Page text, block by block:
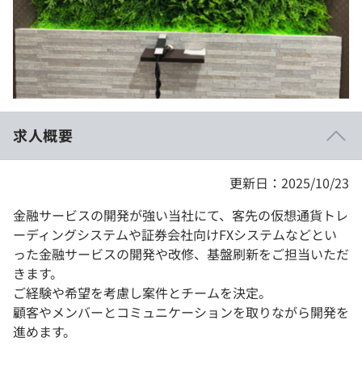
個人向けプラン
法人向けプラン
学校向けプラン
契約内容・クーポン
求人概要
更新日：2025/10/23
金融サービスの開発が強い当社にて、客先の仮想通貨トレ
ーディングシステムや証券会社向けFXシステムなどとい
った金融サービスの開発や改修、基盤刷新をご担当いただ
きます。
ご経験や希望を考慮し案件とチームを決定。
顧客やメンバーとコミュニケーションを取りながら開発を
進めます。